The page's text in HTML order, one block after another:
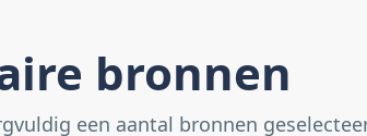
bronnen
een aantal bronnen